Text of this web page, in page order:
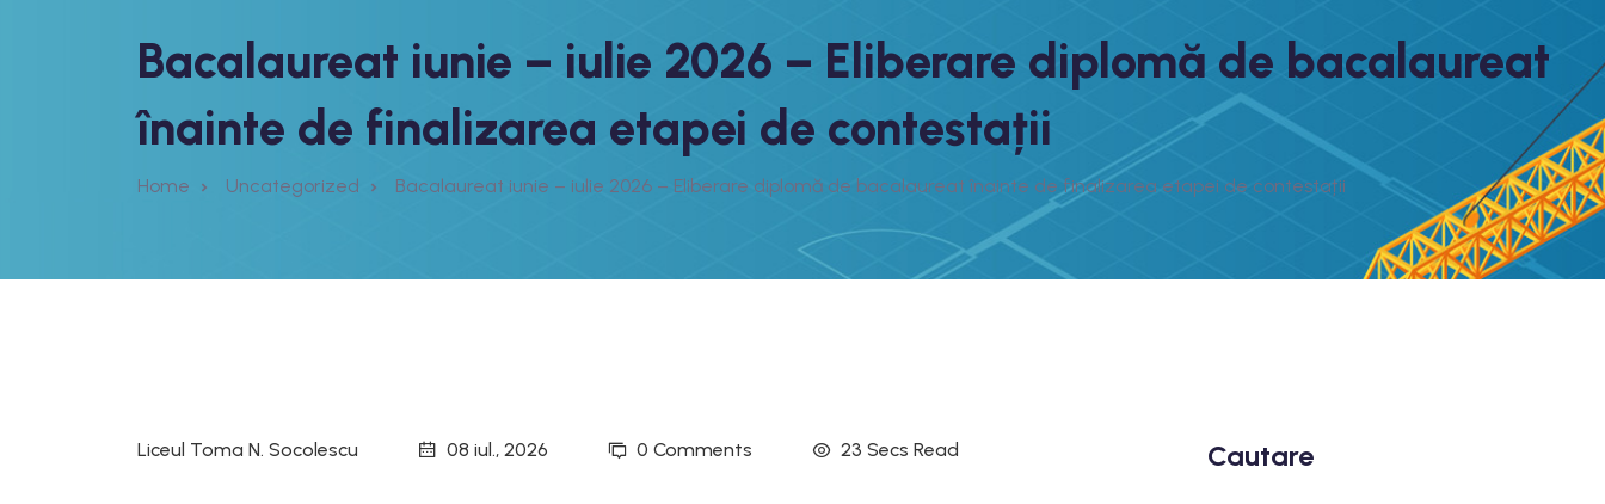
Bacalaureat iunie – iulie 2026 – Eliberare diplomă de bacalaureat
înainte de finalizarea etapei de contestații
Home Uncategorized Bacalaureat iunie – iulie 2026 – Eliberare diplomă de bacalaureat înainte de finalizarea etapei de contestații
Liceul Toma N. Socolescu 08 iul., 2026 0 Comments 23 Secs Read Cautare